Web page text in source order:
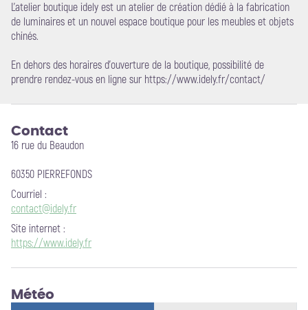
L’atelier boutique idely est un atelier de création dédié à la fabrication
de luminaires et un nouvel espace boutique pour les meubles et objets
chinés.
En dehors des horaires d'ouverture de la boutique, possibilité de
prendre rendez-vous en ligne sur https://www.idely.fr/contact/
Contact
16 rue du Beaudon
60350 PIERREFONDS
Courriel :
contact@idely.fr
Site internet :
https://www.idely.fr
Météo